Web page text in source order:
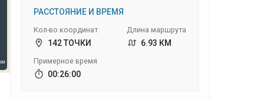
РАССТОЯНИЕ И ВРЕМЯ
Кол-во координат
142 ТОЧКИ
Примерное время
00:26:00
Длина маршрута
6.93 КМ